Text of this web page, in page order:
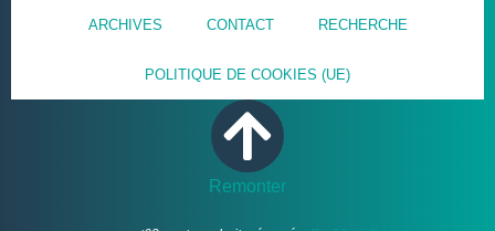
ARCHIVES CONTACT RECHERCHE
POLITIQUE DE COOKIES (UE)
Remonter